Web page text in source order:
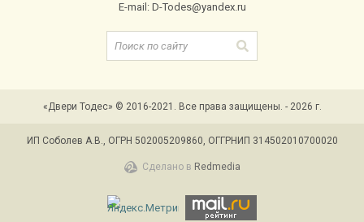
E-mail: D-Todes@yandex.ru
«Двери Тодес» © 2016-2021. Все права защищены. - 2026 г.
ИП Соболев А.В., ОГРН 502005209860, ОГГРНИП 314502010700020
Сделано в Redmedia